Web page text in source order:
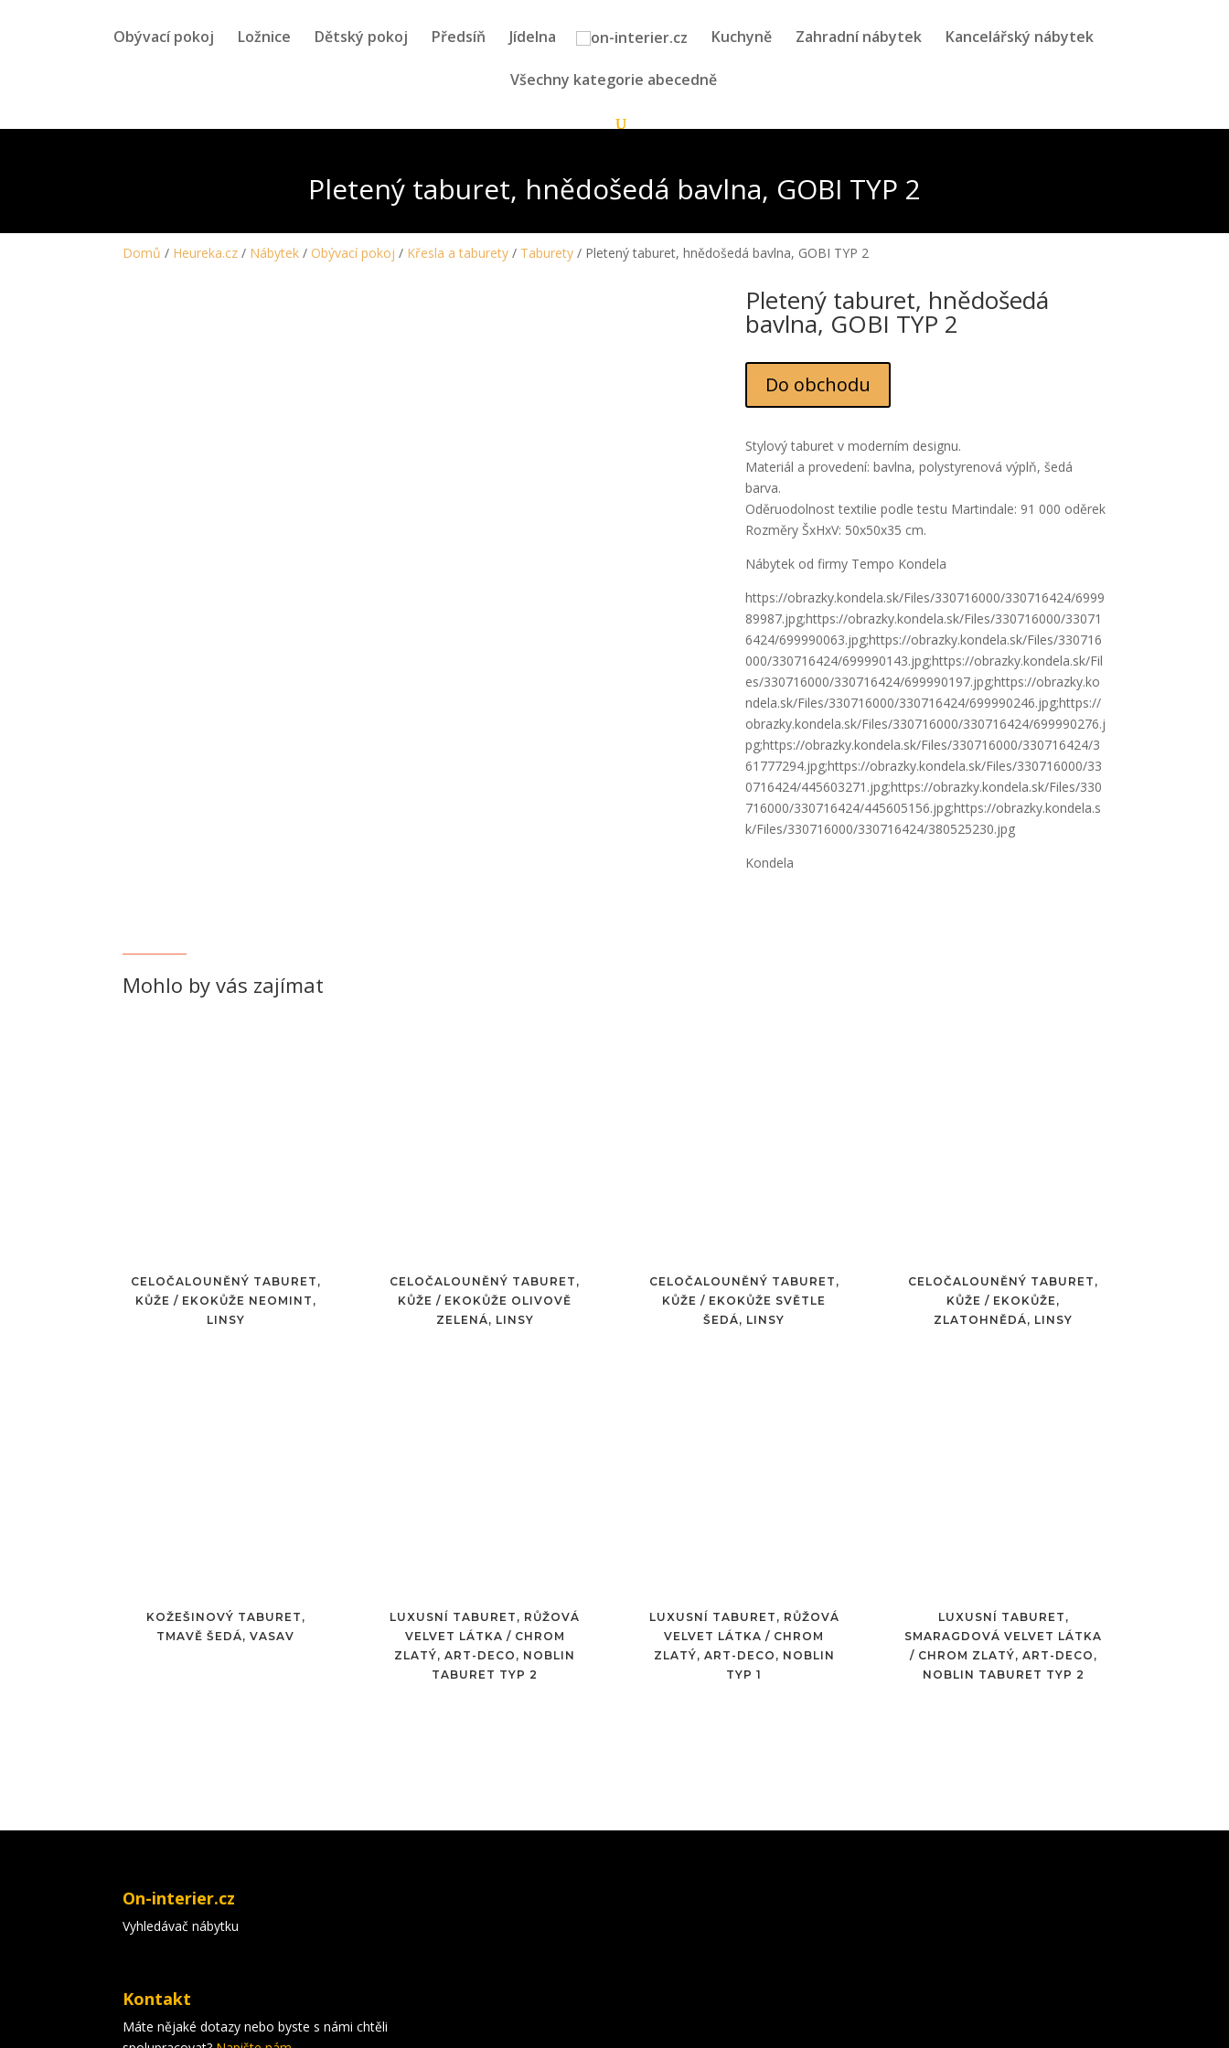
Obývací pokoj Ložnice Dětský pokoj Předsíň Jídelna Kuchyně Zahradní nábytek Kancelářský nábytek
Všechny kategorie abecedně
Pletený taburet, hnědošedá bavlna, GOBI TYP 2
Domů / Heureka.cz / Nábytek /Obývací pokoj / Křesla a taburety / Taburety / Pletený taburet, hnědošedá bavlna, GOBI TYP 2
Pletený taburet, hnědošedá
bavlna, GOBI TYP 2
Do obchodu
Stylový taburet v moderním designu.
Materiál a provedení: bavlna, polystyrenová výplň, šedá
barva.
Oděruodolnost textilie podle testu Martindale: 91 000 oděrek
Rozměry ŠxHxV: 50x50x35 cm.
Nábytek od firmy Tempo Kondela
https://obrazky.kondela.sk/Files/330716000/330716424/6999
89987.jpg;https://obrazky.kondela.sk/Files/330716000/33071
6424/699990063.jpg;https://obrazky.kondela.sk/Files/330716
000/330716424/699990143.jpg;https://obrazky.kondela.sk/Fil
es/330716000/330716424/699990197.jpg;https://obrazky.ko
ndela.sk/Files/330716000/330716424/699990246.jpg;https://
obrazky.kondela.sk/Files/330716000/330716424/699990276.j
pg;https://obrazky.kondela.sk/Files/330716000/330716424/3
61777294.jpg;https://obrazky.kondela.sk/Files/330716000/33
0716424/445603271.jpg;https://obrazky.kondela.sk/Files/330
716000/330716424/445605156.jpg;https://obrazky.kondela.s
k/Files/330716000/330716424/380525230.jpg
Kondela
Mohlo by vás zajímat
CELOČALOUNĚNÝ TABURET,
KŮŽE / EKOKŮŽE NEOMINT,
LINSY
CELOČALOUNĚNÝ TABURET,
KŮŽE / EKOKŮŽE OLIVOVĚ
ZELENÁ, LINSY
CELOČALOUNĚNÝ TABURET,
KŮŽE / EKOKŮŽE SVĚTLE
ŠEDÁ, LINSY
CELOČALOUNĚNÝ TABURET,
KŮŽE / EKOKŮŽE,
ZLATOHNĚDÁ, LINSY
KOŽEŠINOVÝ TABURET,
TMAVĚ ŠEDÁ, VASAV
LUXUSNÍ TABURET, RŮŽOVÁ
VELVET LÁTKA / CHROM
ZLATÝ, ART-DECO, NOBLIN
TABURET TYP 2
LUXUSNÍ TABURET, RŮŽOVÁ
VELVET LÁTKA / CHROM
ZLATÝ, ART-DECO, NOBLIN
TYP 1
LUXUSNÍ TABURET,
SMARAGDOVÁ VELVET LÁTKA
/ CHROM ZLATÝ, ART-DECO,
NOBLIN TABURET TYP 2
On-interier.cz
Vyhledávač nábytku
Kontakt
Máte nějaké dotazy nebo byste s námi chtěli